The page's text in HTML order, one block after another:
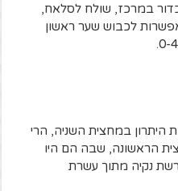
במרכז, שולח לסלאח,
לכבוש שער ראשון
במחצית השניה, הרי
הראשונה, שבה הם היו
נקיה מתוך עשרת